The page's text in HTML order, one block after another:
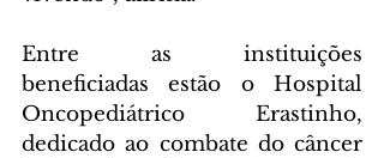
Entre as instituições
beneficiadas estão o Hospital
Oncopediátrico Erastinho,
dedicado ao combate do câncer